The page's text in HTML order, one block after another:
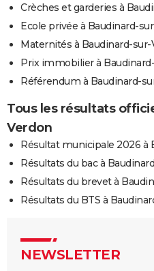
Crèches et garderies à
Ecole privée à Baudinard-
Maternités à Baudinard-sur-
Prix immobilier à
Référendum à Baudinard-
Tous les résultats
Verdon
Résultat municipale 2026 à
Résultats du bac à
Résultats du brevet à
Résultats du BTS à
NEWSLETTER